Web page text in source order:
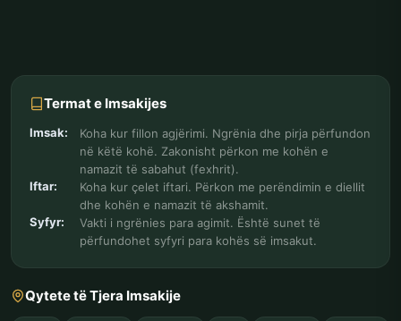
Termat e Imsakijes
Imsak:
Koha kur fillon agjërimi. Ngrënia dhe pirja përfundon
në këtë kohë. Zakonisht përkon me kohën e
namazit të sabahut (fexhrit).
Iftar:
Koha kur çelet iftari. Përkon me perëndimin e diellit
dhe kohën e namazit të akshamit.
Syfyr:
Vakti i ngrënies para agimit. Është sunet të
përfundohet syfyri para kohës së imsakut.
Qytete të Tjera Imsakije